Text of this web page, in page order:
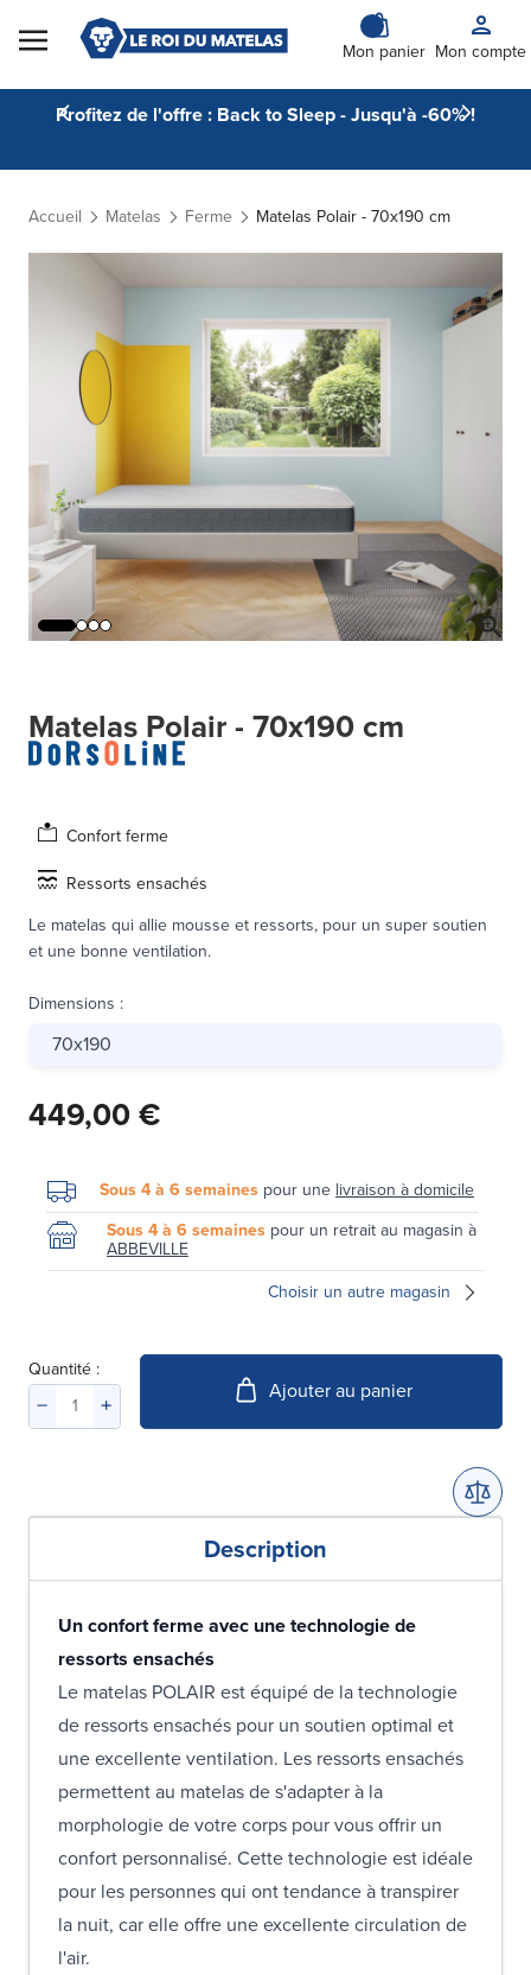
Skip to Content
Mon panier Mon compte
Profitez de l'offre : Back to Sleep - Jusqu'à -60% !
Accueil Matelas Ferme Matelas Polair - 70x190 cm
Matelas Polair - 70x190 cm
Confort ferme
Ressorts ensachés
Le matelas qui allie mousse et ressorts, pour un super soutien
et une bonne ventilation.
Dimensions :
70x190
449,00 €
Sous 4 à 6 semaines pour une livraison à domicile
Sous 4 à 6 semaines pour un retrait au magasin à
ABBEVILLE
Choisir un autre magasin
Quantité :
Ajouter au panier
Description
Un confort ferme avec une technologie de
ressorts ensachés
Le matelas POLAIR est équipé de la technologie
de ressorts ensachés pour un soutien optimal et
une excellente ventilation. Les ressorts ensachés
permettent au matelas de s'adapter à la
morphologie de votre corps pour vous offrir un
confort personnalisé. Cette technologie est idéale
pour les personnes qui ont tendance à transpirer
la nuit, car elle offre une excellente circulation de
l'air.